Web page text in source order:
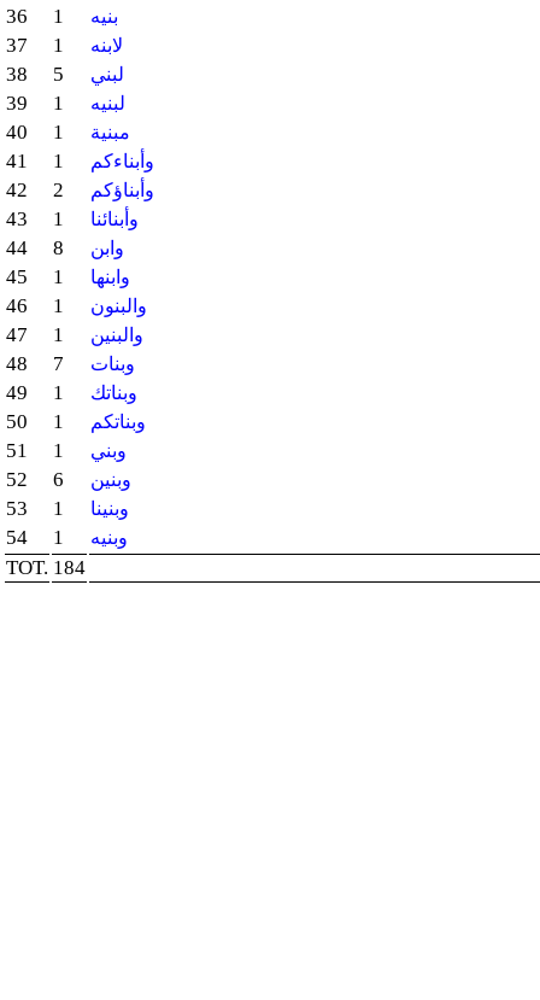
36 1 بنيه
37 1 لابنه
38 5 لبني
39 1 لبنيه
40 1 مبنية
41 1 وأبناءكم
42 2 وأبناؤكم
43 1 وأبنائنا
44 8 وابن
45 1 وابنها
46 1 والبنون
47 1 والبنين
48 7 وبنات
49 1 وبناتك
50 1 وبناتكم
51 1 وبني
52 6 وبنين
53 1 وبنينا
54 1 وبنيه
TOT. 184